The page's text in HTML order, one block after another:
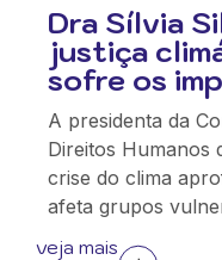
Dra Sílvia
justiça
sofre os
A presidenta da
Direitos Humanos
crise do clima
afeta grupos
veja mais